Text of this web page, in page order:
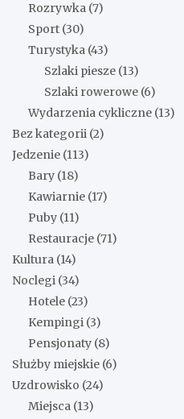
Rozrywka (7)
Sport (30)
Turystyka (43)
Szlaki piesze (13)
Szlaki rowerowe (6)
Wydarzenia cykliczne (13)
Bez kategorii (2)
Jedzenie (113)
Bary (18)
Kawiarnie (17)
Puby (11)
Restauracje (71)
Kultura (14)
Noclegi (34)
Hotele (23)
Kempingi (3)
Pensjonaty (8)
Służby miejskie (6)
Uzdrowisko (24)
Miejsca (13)